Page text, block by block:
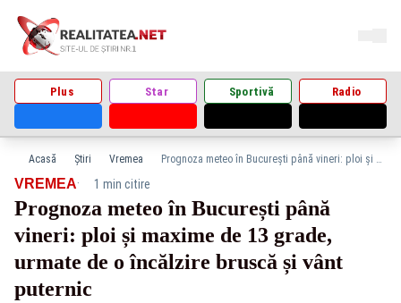
Plus Star Sportivă Radio
Acasă Știri Vremea Prognoza meteo în București până vineri: ploi și maxime de 13 grade, urmate de o încălzire bruscă și vânt puternic
VREMEA· 1 min citire
Prognoza meteo în București până
vineri: ploi și maxime de 13 grade,
urmate de o încălzire bruscă și vânt
puternic